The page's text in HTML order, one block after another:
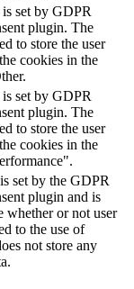
set by GDPR
plugin. The
to store the user
cookies in the
set by GDPR
plugin. The
to store the user
cookies in the
set by the GDPR
plugin and is
whether or not user
to the use of
not store any